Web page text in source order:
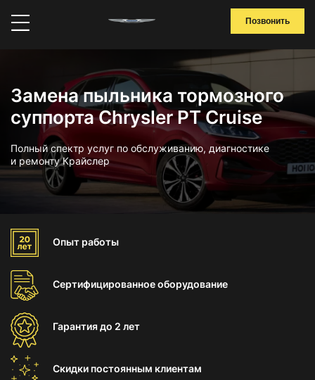
Позвонить
Замена пыльника тормозного
суппорта Chrysler PT Cruise
Полный спектр услуг по обслуживанию, диагностике
и ремонту Крайслер
Опыт работы
Сертифицированноеоборудование
Гарантиядо 2 лет
Скидки постоянным клиентам